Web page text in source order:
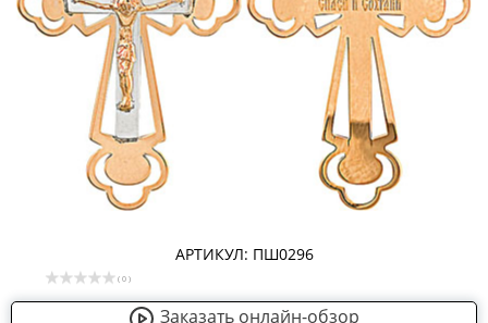
АРТИКУЛ: ПШ0296
( 0 )
Заказать онлайн-обзор